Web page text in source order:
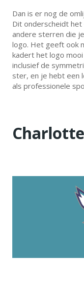
Dan is er nog de
Dit onderscheidt het
andere sterren die
logo. Het geeft ook
kadert het logo
inclusief de
ster, en je hebt een
als professionele